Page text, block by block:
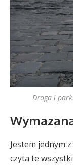
Droga i
Jestem jednym
czyta te